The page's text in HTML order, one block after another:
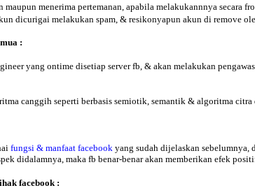
maupun menerima pertemanan, apabila melakukannnya
dicurigai melakukan spam, & resikonyapun akun di remove
:
yang ontime disetiap server fb, & akan melakukan
canggih seperti berbasis semiotik, semantik & algoritma
fungsi & manfaat facebookyang sudah dijelaskan sebelumnya,
didalamnya, maka fb benar-benar akan memberikan efek
facebook :